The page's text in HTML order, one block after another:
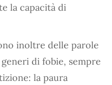
la capacità di
inoltre delle parole
di fobie, sempre
la paura